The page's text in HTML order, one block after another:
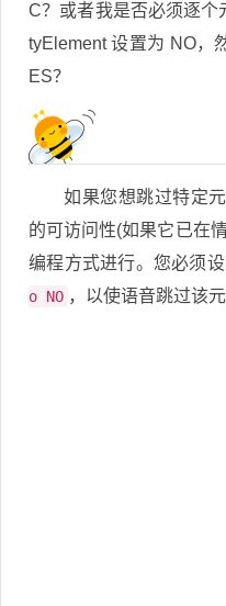
C？或者我是否必须逐
tyElement 设置为 NO，
ES？
如果您想跳过特定
的可访问性(如果它已在
编程方式进行。您必须
o NO ，以使语音跳过该元